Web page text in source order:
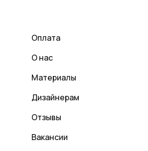
Оплата
О нас
Материалы
Дизайнерам
Отзывы
Вакансии